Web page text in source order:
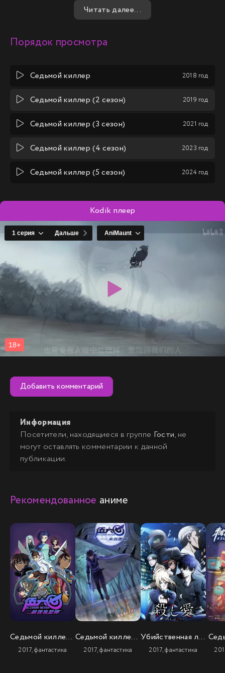
Читать далее...
Порядок просмотра
Седьмой киллер 2018 год
Седьмой киллер (2 сезон) 2019 год
Седьмой киллер (3 сезон) 2021 год
Седьмой киллер (4 сезон) 2023 год
Седьмой киллер (5 сезон) 2024 год
Kodik плеер
Добавить комментарий
Информация
Посетители, находящиеся в группе Гости, не
могут оставлять комментарии к данной
публикации.
Рекомендованное аниме
Седьмой киллер (2 сезон)
2017, фантастика
Седьмой киллер (3 сезон)
2017, фантастика
Убийственная любовь
2017, фантастика